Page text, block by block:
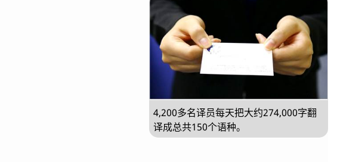
4,200多名译员每天把大约274,000字翻
译成总共150个语种。